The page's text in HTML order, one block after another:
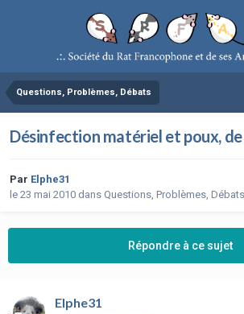
Questions, Problèmes, Débats
Désinfection matériel et poux, de
Par Elphe31
le 23 mai 2010 dans Questions, Problèmes, Débats
Répondre à ce sujet
Elphe31